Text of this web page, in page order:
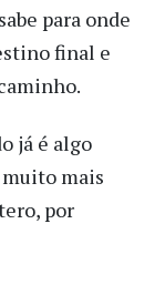
para onde
final e
já é algo
mais
por